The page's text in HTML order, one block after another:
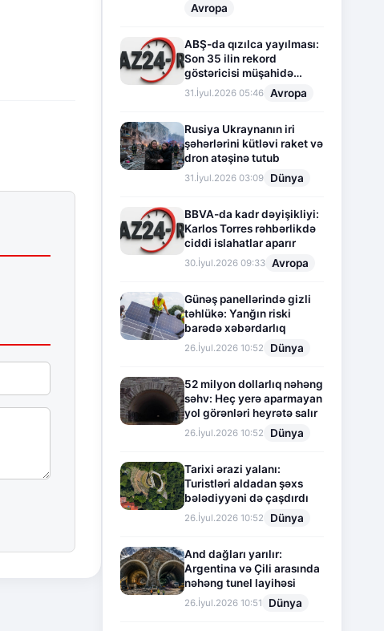
Avropa
ABŞ-da qızılca yayılması:
Son 35 ilin rekord
göstəricisi müşahidə
olunur
31.İyul.2026 05:46 Avropa
Rusiya Ukraynanın iri
şəhərlərini kütləvi raket və
dron atəşinə tutub
31.İyul.2026 03:09 Dünya
BBVA-da kadr dəyişikliyi:
Karlos Torres rəhbərlikdə
ciddi islahatlar aparır
30.İyul.2026 09:33 Avropa
Günəş panellərində gizli
təhlükə: Yanğın riski
barədə xəbərdarlıq
26.İyul.2026 10:52 Dünya
52 milyon dollarlıq nəhəng
səhv: Heç yerə aparmayan
yol görənləri heyrətə salır
26.İyul.2026 10:52 Dünya
Tarixi ərazi yalanı:
Turistləri aldadan şəxs
bələdiyyəni də çaşdırdı
26.İyul.2026 10:52 Dünya
And dağları yarılır:
Argentina və Çili arasında
nəhəng tunel layihəsi
26.İyul.2026 10:51 Dünya